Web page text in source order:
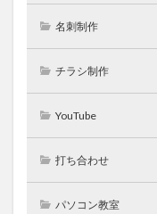
名刺制作
チラシ制作
YouTube
打ち合わせ
パソコン教室